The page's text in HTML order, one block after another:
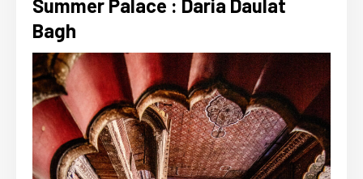
Summer Palace : Daria Daulat
Bagh